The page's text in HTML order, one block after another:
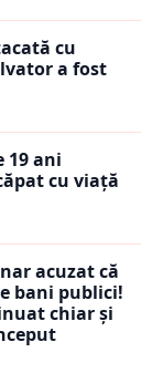
cu
a fost
19 ani
cu viață
acuzat că
bani publici!
chiar și